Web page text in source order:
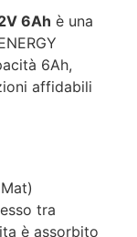
6Ah è una
6Ah,
affidabili
tra
è assorbito